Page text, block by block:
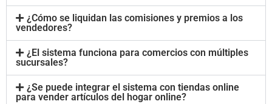
¿Cómo se liquidan las comisiones y premios a los
vendedores?
¿El sistema funciona para comercios con múltiples
sucursales?
¿Se puede integrar el sistema con tiendas online
para vender artículos del hogar online?